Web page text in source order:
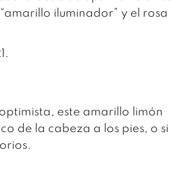
iluminador” y el rosa
este amarillo limón
de la cabeza a los pies, o si